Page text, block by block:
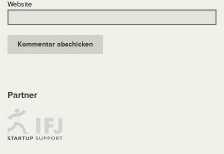
Website
Partner